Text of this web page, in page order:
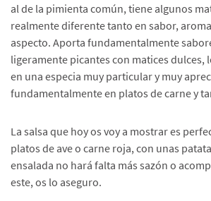
al de la pimienta común, tiene algunos
realmente diferente tanto en sabor,
aspecto. Aporta fundamentalmente
ligeramente picantes con matices dulces,
en una especia muy particular y muy
fundamentalmente en platos de carne y
La salsa que hoy os voy a mostrar es
platos de ave o carne roja, con unas
ensalada no hará falta más sazón o
este, os lo aseguro.